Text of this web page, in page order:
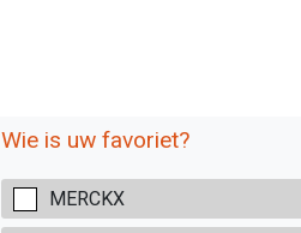
Wie is uw favoriet?
MERCKX